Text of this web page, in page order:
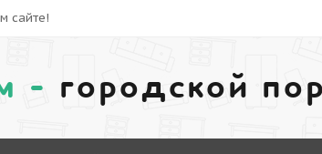
сайте!
- городской